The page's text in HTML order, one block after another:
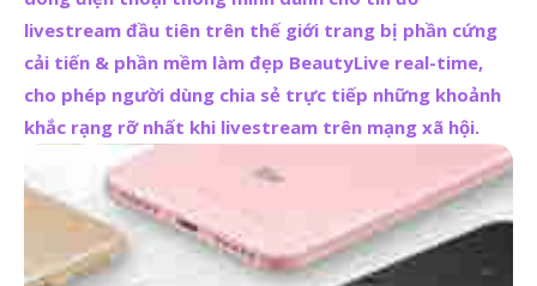
livestream đầu tiên trên thế giới trang bị phần cứng
cải tiến & phần mềm làm đẹp BeautyLive real-time,
cho phép người dùng chia sẻ trực tiếp những khoảnh
khắc rạng rỡ nhất khi livestream trên mạng xã hội.